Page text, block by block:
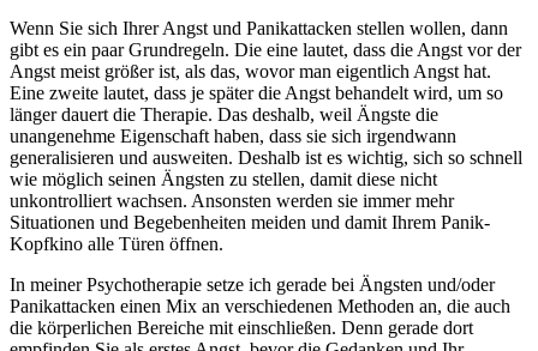
Wenn Sie sich Ihrer Angst und Panikattacken stellen wollen, dann
gibt es ein paar Grundregeln. Die eine lautet, dass die Angst vor der
Angst meist größer ist, als das, wovor man eigentlich Angst hat.
Eine zweite lautet, dass je später die Angst behandelt wird, um so
länger dauert die Therapie. Das deshalb, weil Ängste die
unangenehme Eigenschaft haben, dass sie sich irgendwann
generalisieren und ausweiten. Deshalb ist es wichtig, sich so schnell
wie möglich seinen Ängsten zu stellen, damit diese nicht
unkontrolliert wachsen. Ansonsten werden sie immer mehr
Situationen und Begebenheiten meiden und damit Ihrem Panik-
Kopfkino alle Türen öffnen.
In meiner Psychotherapie setze ich gerade bei Ängsten und/oder
Panikattacken einen Mix an verschiedenen Methoden an, die auch
die körperlichen Bereiche mit einschließen. Denn gerade dort